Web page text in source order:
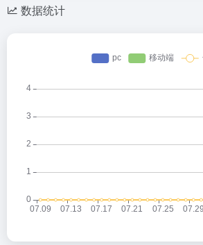
数据统计